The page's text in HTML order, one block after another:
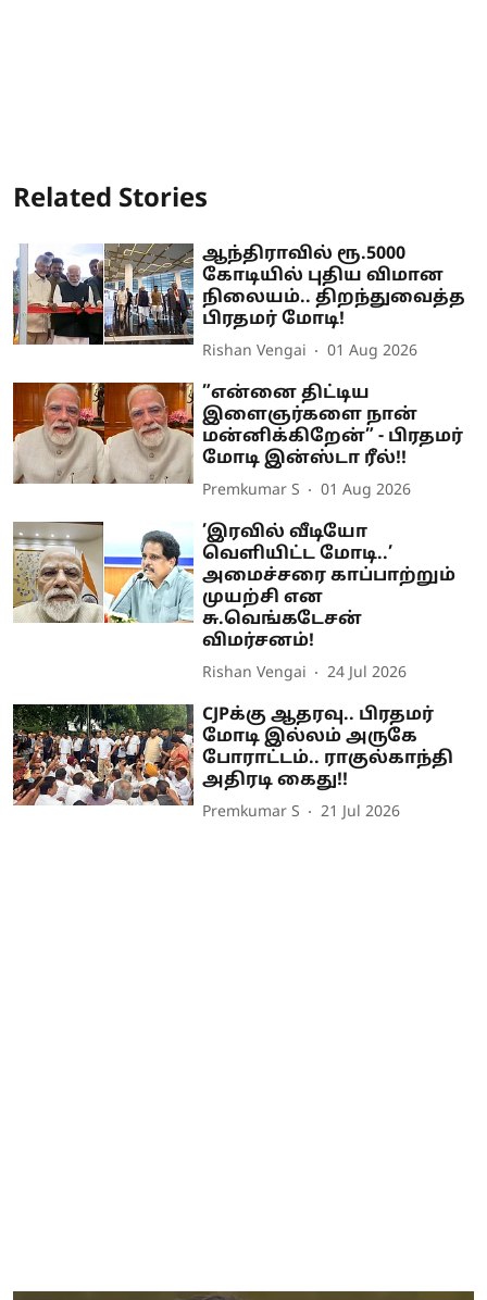
Related Stories
ஆந்திராவில் ரூ.5000
கோடியில் புதிய விமான
நிலையம்.. திறந்துவைத்த
பிரதமர் மோடி!
Rishan Vengai 01 Aug 2026
”என்னை திட்டிய
இளைஞர்களை நான்
மன்னிக்கிறேன்” - பிரதமர்
மோடி இன்ஸ்டா ரீல்!!
Premkumar S 01 Aug 2026
’இரவில் வீடியோ
வெளியிட்ட மோடி..’
அமைச்சரை காப்பாற்றும்
முயற்சி என
சு.வெங்கடேசன்
விமர்சனம்!
Rishan Vengai 24 Jul 2026
CJPக்கு ஆதரவு.. பிரதமர்
மோடி இல்லம் அருகே
போராட்டம்.. ராகுல்காந்தி
அதிரடி கைது!!
Premkumar S 21 Jul 2026